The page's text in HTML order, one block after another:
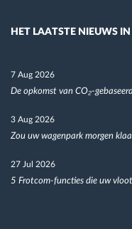
HET LAATSTE NIEUWS
7 Aug 2026
De opkomst van CO₂-
3 Aug 2026
Zou uw wagenpark morgen
27 Jul 2026
5 Frotcom-functies die uw